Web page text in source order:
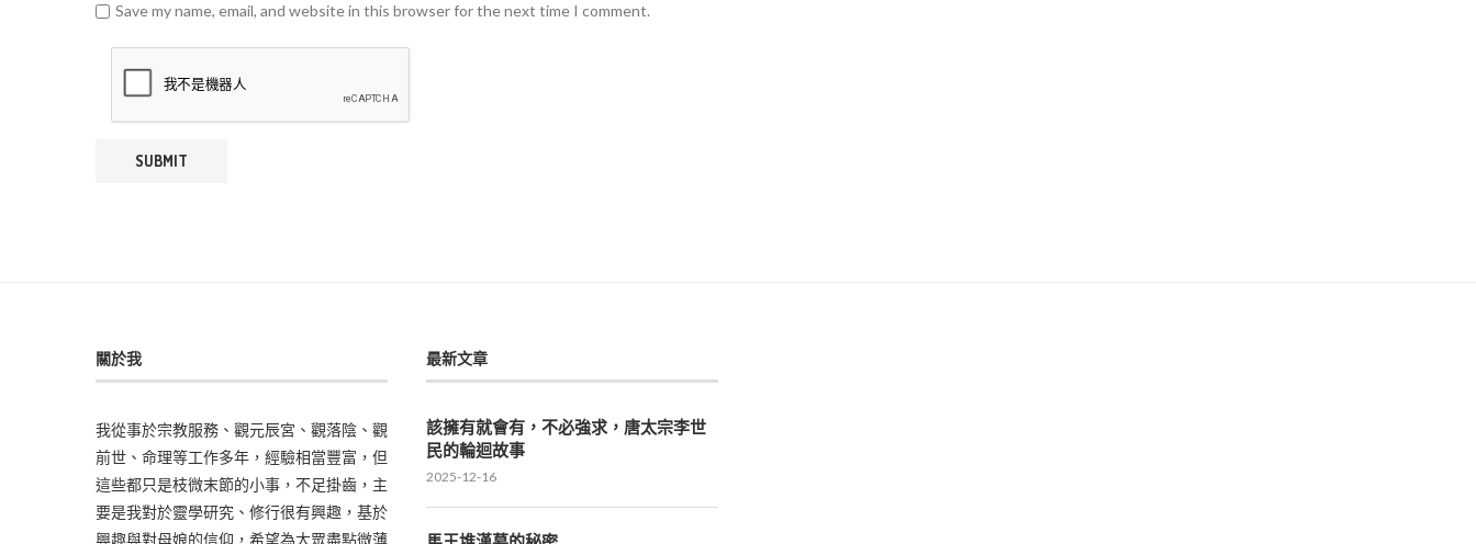
Save my name, email, and website in this browser for the next time I comment.
關於我
我從事於宗教服務、觀元辰宮、觀落陰、觀
前世、命理等工作多年，經驗相當豐富，但
這些都只是枝微末節的小事，不足掛齒，主
要是我對於靈學研究、修行很有興趣，基於
興趣與對母娘的信仰，希望為大眾盡點微薄
最新文章
該擁有就會有，不必強求，唐太宗李世
民的輪迴故事
2025-12-16